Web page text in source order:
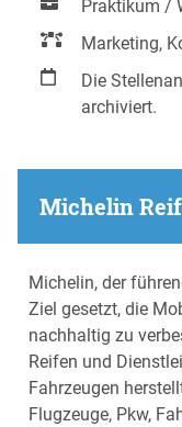
Praktikum /
Marketing,
Die
archiviert.
Michelin
Michelin, der
Ziel gesetzt, die
nachhaltig zu
Reifen und
Fahrzeugen
Flugzeuge, Pkw,